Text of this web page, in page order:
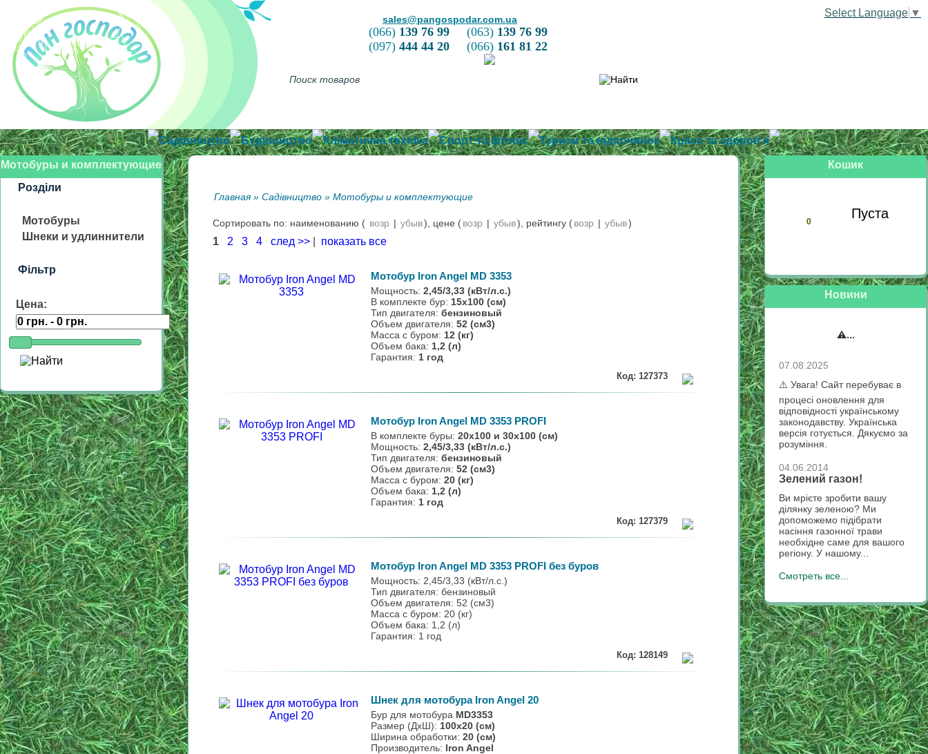
sales@pangospodar.com.ua
(066) 139 76 99 (063) 139 76 99
(097) 444 44 20 (066) 161 81 22
Садівництво Будівництво Кліматична техніка Спорт та фітнес Туризм та відпочинок Краса та здоров'я
Мотобуры и комплектующие
Розділи
Мотобуры
Шнеки и удлиннители
Фільтр
Цена:
Главная» Садівництво » Мотобуры и комплектующие
Сортировать по: наименованию ( возр | убыв), цене (возр | убыв), рейтингу (возр | убыв)
1 2 3 4 след >> показать все
Мотобур Iron Angel MD 3353
Мощность: 2,45/3,33 (кВт/л.с.)
В комплекте бур: 15х100 (см)
Тип двигателя: бензиновый
Объем двигателя: 52 (см3)
Масса с буром: 12 (кг)
Объем бака: 1,2 (л)
Гарантия: 1 год
Код: 127373
Мотобур Iron Angel MD 3353 PROFI
В комплекте буры: 20х100 и 30х100 (см)
Мощность: 2,45/3,33 (кВт/л.с.)
Тип двигателя: бензиновый
Объем двигателя: 52 (см3)
Масса с буром: 20 (кг)
Объем бака: 1,2 (л)
Гарантия: 1 год
Код: 127379
Мотобур Iron Angel MD 3353 PROFI без буров
Мощность: 2,45/3,33 (кВт/л.с.)
Тип двигателя: бензиновый
Объем двигателя: 52 (см3)
Масса с буром: 20 (кг)
Объем бака: 1,2 (л)
Гарантия: 1 год
Код: 128149
Шнек для мотобура Iron Angel 20
Бур для мотобура MD3353
Размер (ДхШ): 100х20 (см)
Ширина обработки: 20 (см)
Производитель: Iron Angel
Кошик
0
Пуста
Новини
⚠️...
07.08.2025
⚠️ Увага! Сайт перебуває в
процесі оновлення для
відповідності українському
законодавству. Українська
версія готується. Дякуємо за
розуміння.
04.06.2014
Зелений газон!
Ви мрієте зробити вашу
ділянку зеленою? Ми
допоможемо підібрати
насіння газонної трави
необхідне саме для вашого
регіону. У нашому...
Смотреть все...
Select Language ▼